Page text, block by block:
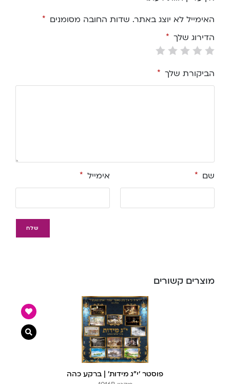
האימייל לא יוצג באתר. שדות החובה מסומנים *
הדירוג שלך *
הביקורת שלך *
שם * אימייל *
מוצרים קשורים
פוסטר ‘י”ג מידות’ | ברקע כהה
צפייה